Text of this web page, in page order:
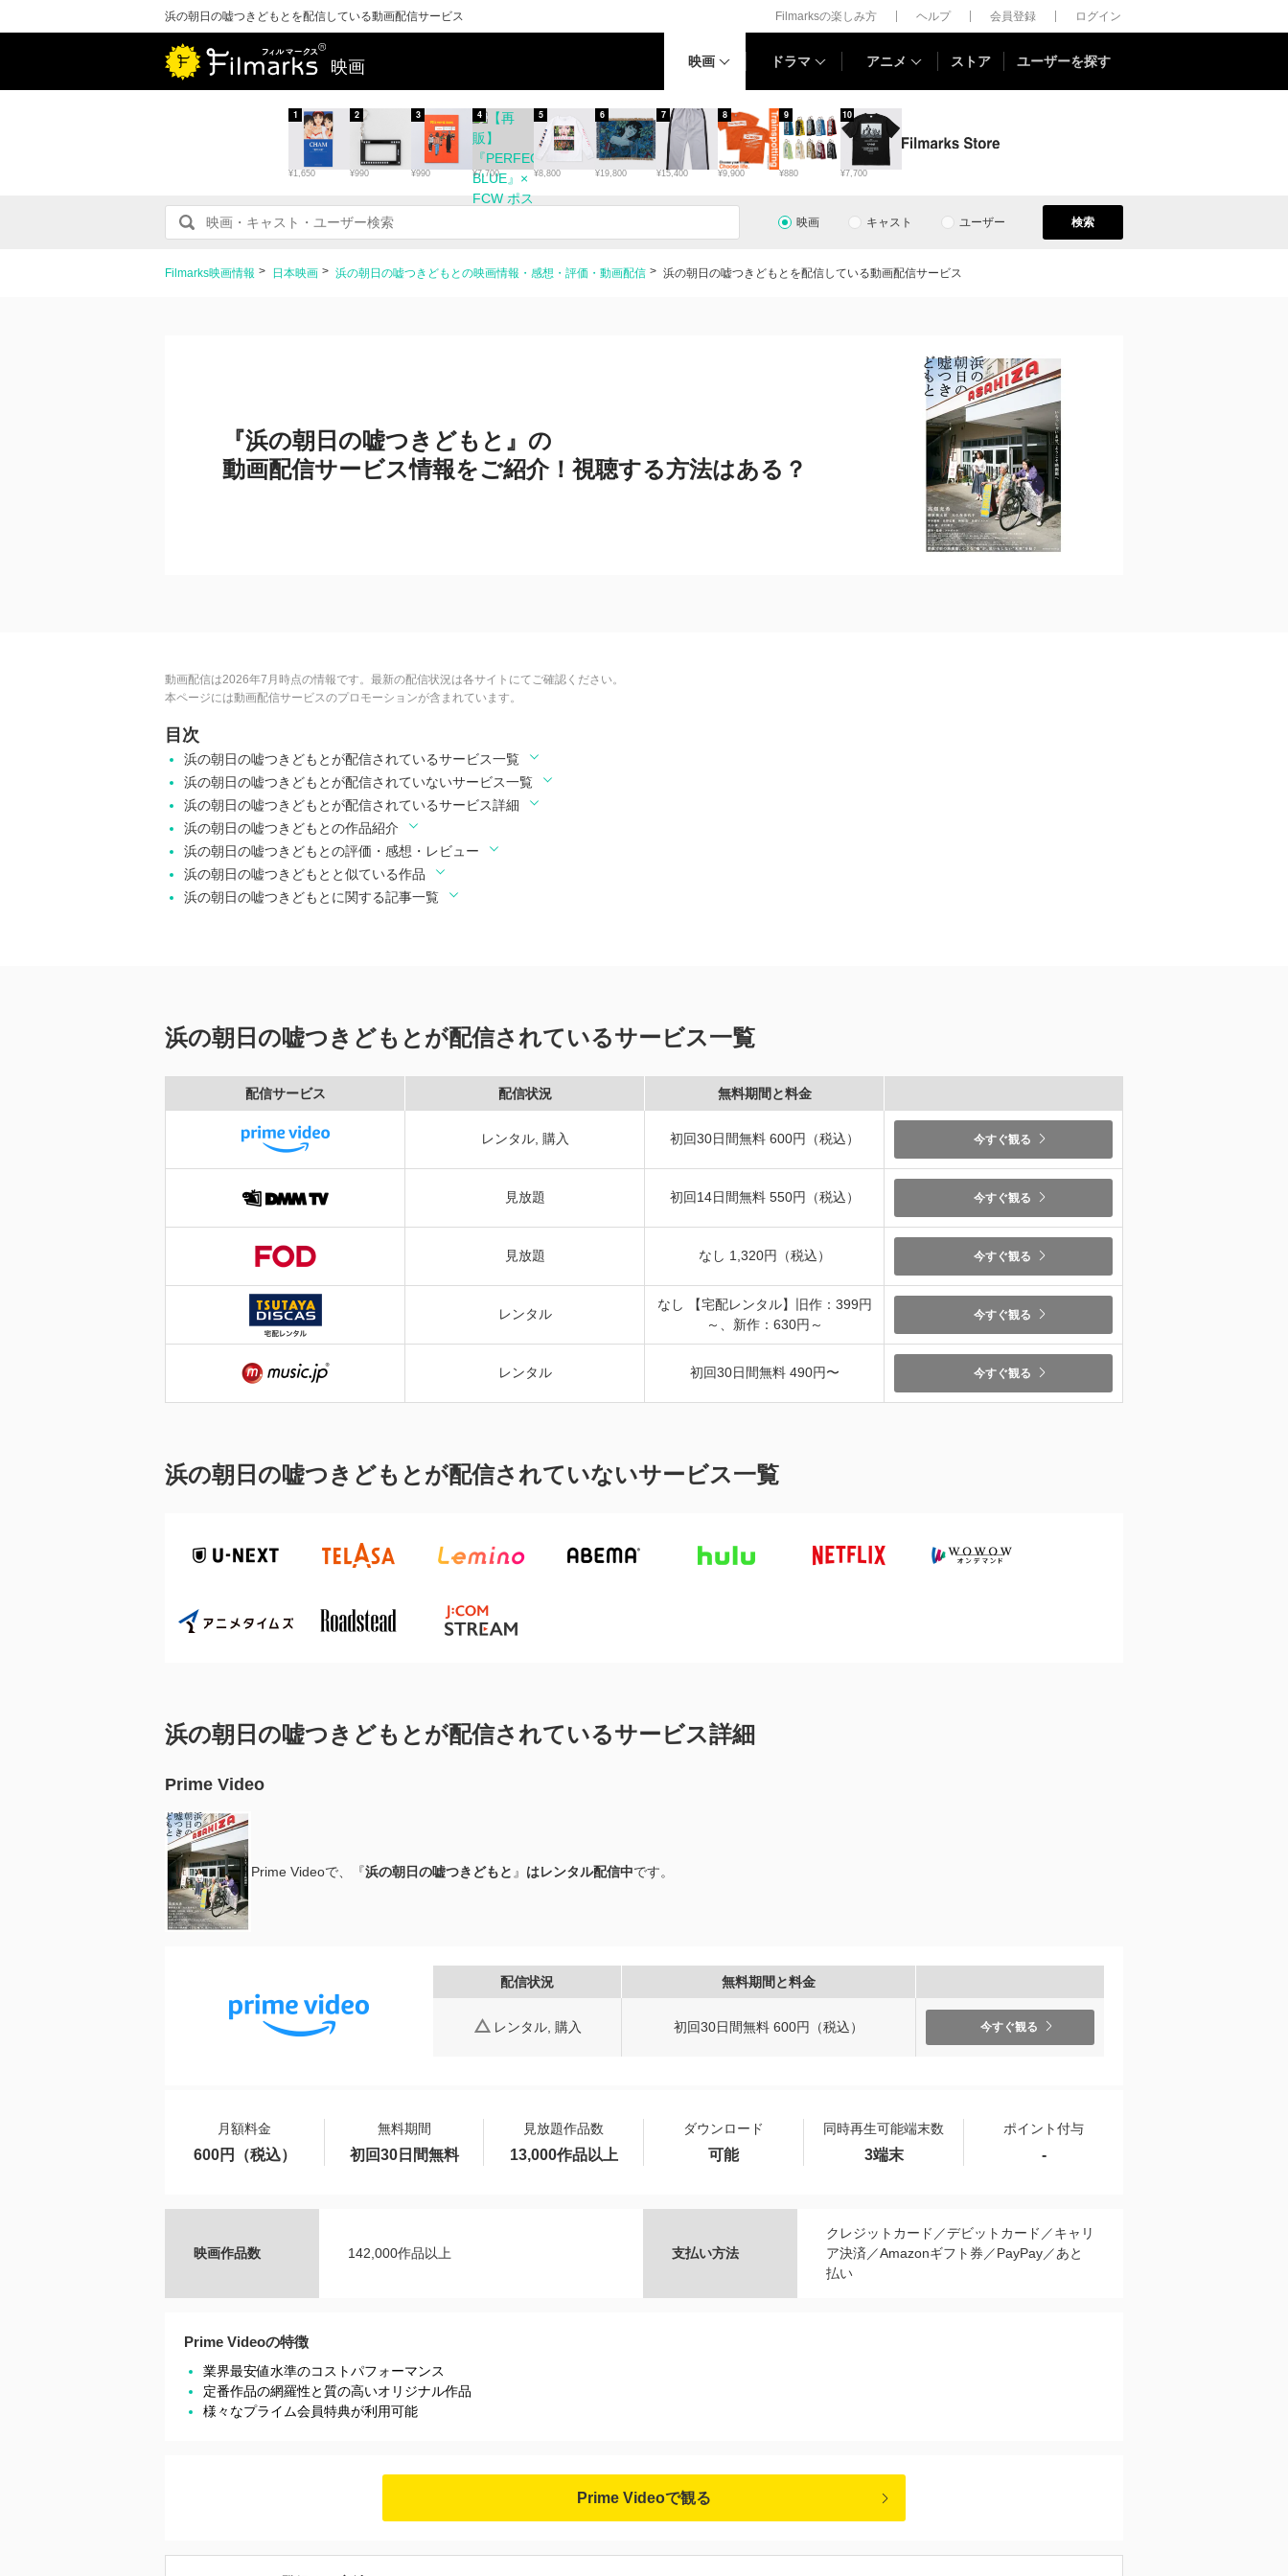
浜の朝日の嘘つきどもとを配信している動画配信サービス Filmarksの楽しみ方 ヘルプ 会員登録 ログイン
映画 映画 ドラマ アニメ ストア ユーザーを探す
¥1,650
1
¥990
2
¥990
3
¥7,700
4
¥8,800
5
¥19,800
6
¥15,400
7
¥9,900
8
¥880
9
¥7,700
10
映画 キャスト ユーザー 検索
Filmarks映画情報 日本映画 浜の朝日の嘘つきどもとの映画情報・感想・評価・動画配信 浜の朝日の嘘つきどもとを配信している動画配信サービス
『浜の朝日の嘘つきどもと』の
動画配信サービス情報をご紹介！視聴する方法はある？
動画配信は2026年7月時点の情報です。最新の配信状況は各サイトにてご確認ください。
本ページには動画配信サービスのプロモーションが含まれています。
目次
浜の朝日の嘘つきどもとが配信されているサービス一覧
浜の朝日の嘘つきどもとが配信されていないサービス一覧
浜の朝日の嘘つきどもとが配信されているサービス詳細
浜の朝日の嘘つきどもとの作品紹介
浜の朝日の嘘つきどもとの評価・感想・レビュー
浜の朝日の嘘つきどもとと似ている作品
浜の朝日の嘘つきどもとに関する記事一覧
浜の朝日の嘘つきどもとが配信されているサービス一覧
配信サービス 配信状況 無料期間と料金
レンタル, 購入 初回30日間無料 600円（税込） 今すぐ観る
見放題 初回14日間無料 550円（税込） 今すぐ観る
見放題 なし 1,320円（税込） 今すぐ観る
レンタル
なし 【宅配レンタル】旧作：399円
～、新作：630円～
今すぐ観る
レンタル 初回30日間無料 490円〜 今すぐ観る
浜の朝日の嘘つきどもとが配信されていないサービス一覧
浜の朝日の嘘つきどもとが配信されているサービス詳細
Prime Video
Prime Videoで、『浜の朝日の嘘つきどもと 』 はレンタル配信中です。
配信状況 無料期間と料金
レンタル, 購入 初回30日間無料 600円（税込） 今すぐ観る
月額料金 無料期間 見放題作品数 ダウンロード 同時再生可能端末数 ポイント付与
600円（税込） 初回30日間無料 13,000作品以上 可能 3端末 -
映画作品数 142,000作品以上 支払い方法
クレジットカード／デビットカード／キャリ
ア決済／Amazonギフト券／PayPay／あと
払い
Prime Videoの特徴
業界最安値水準のコストパフォーマンス
定番作品の網羅性と質の高いオリジナル作品
様々なプライム会員特典が利用可能
Prime Videoで観る